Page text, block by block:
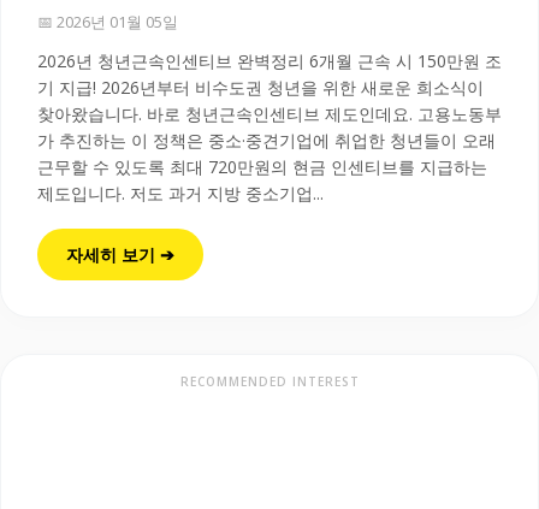
📅 2026년 01월 05일
2026년 청년근속인센티브 완벽정리 6개월 근속 시 150만원 조
기 지급! 2026년부터 비수도권 청년을 위한 새로운 희소식이
찾아왔습니다. 바로 청년근속인센티브 제도인데요. 고용노동부
가 추진하는 이 정책은 중소·중견기업에 취업한 청년들이 오래
근무할 수 있도록 최대 720만원의 현금 인센티브를 지급하는
제도입니다. 저도 과거 지방 중소기업...
자세히 보기 ➔
RECOMMENDED INTEREST